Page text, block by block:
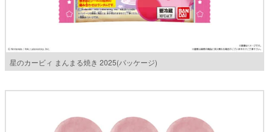
星のカービィ まんまる焼き 2025(パッケージ)